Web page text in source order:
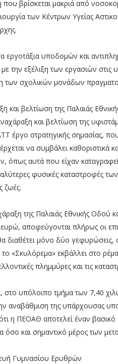
βρίσκεται μακριά από
των Κέντρων Υγείας
εργοτάξια υποδομών και
την εξέλιξη των εργασιών στις
των σχολικών μονάδων
και βελτίωση της Παλαιάς
και βελτίωση της
έργο στρατηγικής σημασίας,
να συμβάλει καθοριστικά
όπως αυτά που είχαν
φυσικές καταστροφές
ζωές.
της Παλαιάς Εθνικής Οδού
αποφεύγονται πλήρως οι
διαθέτει μόνο δύο γεφυρώσεις,
«Σκυλόρεμα» εκβάλλει στο
πλημμύρες και τις
στο υπόλοιπο τμήμα των 7,40
αναβάθμιση της υπάρχουσας
η ΠΕΟΑΘ αποτελεί έναν
όσο και σημαντικό μέρος των
Γυμνασίου Ερυθρών